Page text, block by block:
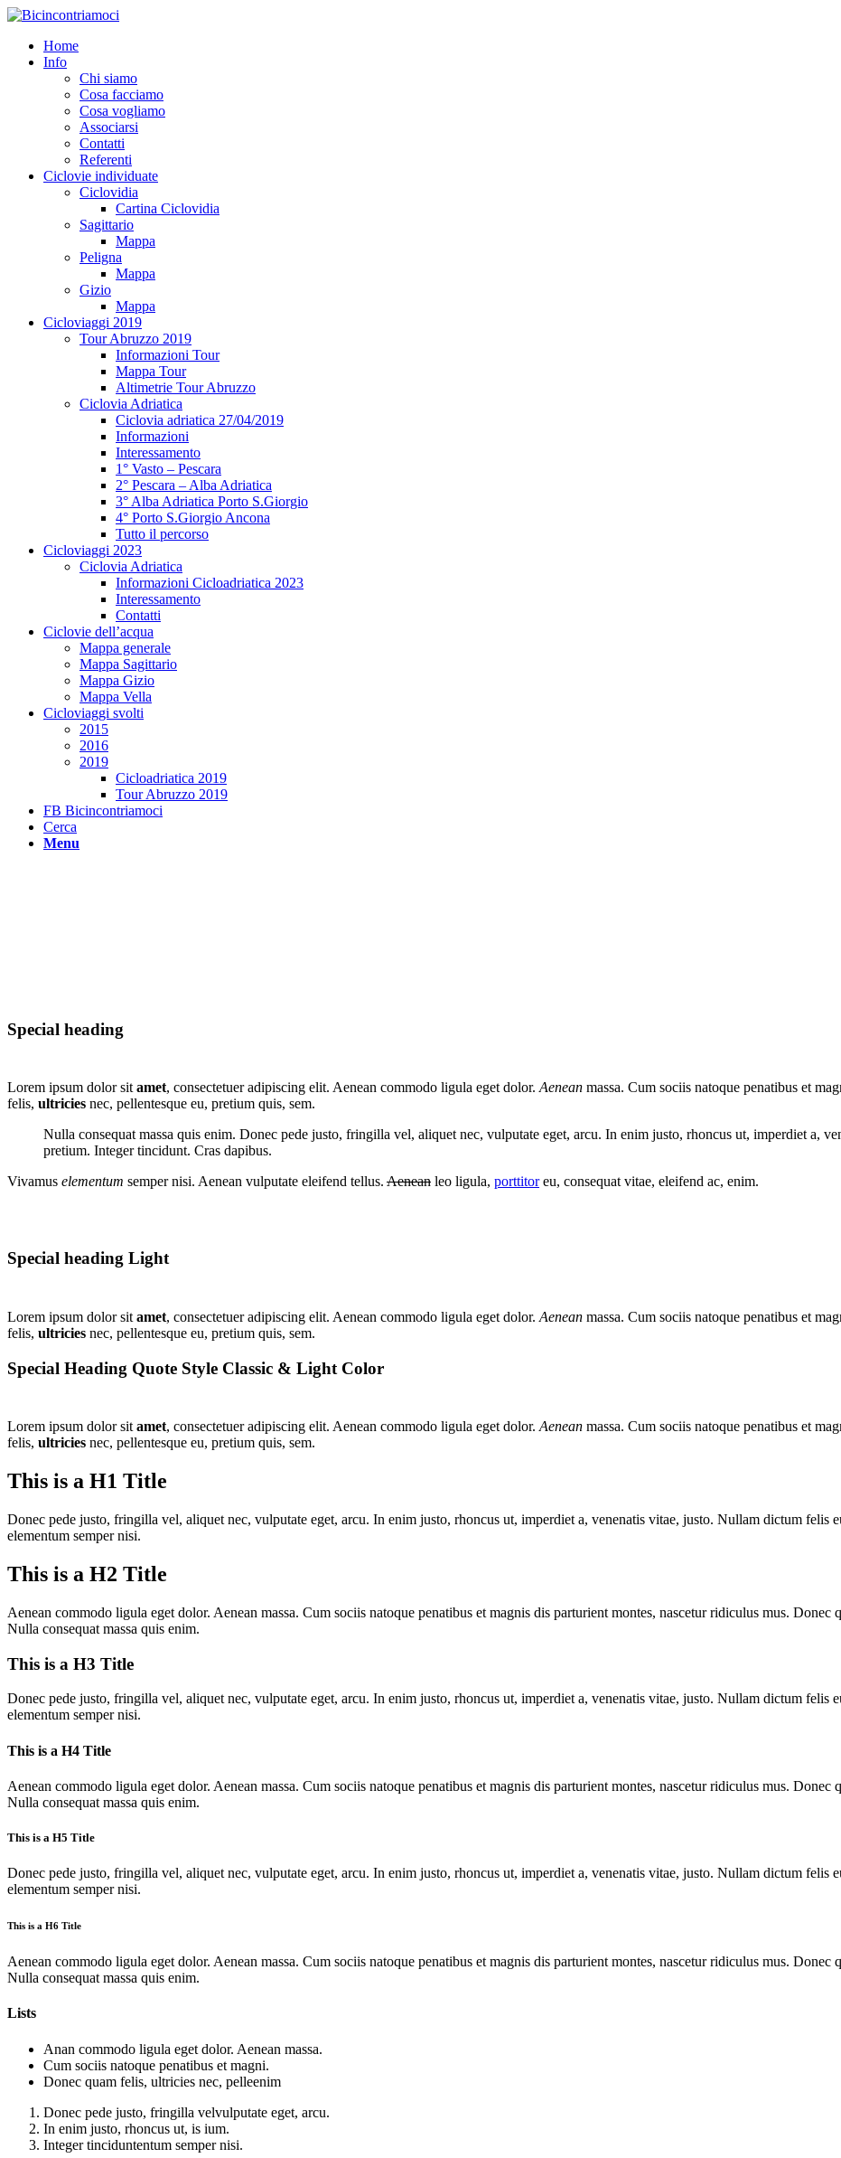
Home
Info
Chi siamo
Cosa facciamo
Cosa vogliamo
Associarsi
Contatti
Referenti
Ciclovie individuate
Ciclovidia
Cartina Ciclovidia
Sagittario
Mappa
Peligna
Mappa
Gizio
Mappa
Cicloviaggi 2019
Tour Abruzzo 2019
Informazioni Tour
Mappa Tour
Altimetrie Tour Abruzzo
Ciclovia Adriatica
Ciclovia adriatica 27/04/2019
Informazioni
Interessamento
1° Vasto – Pescara
2° Pescara – Alba Adriatica
3° Alba Adriatica Porto S.Giorgio
4° Porto S.Giorgio Ancona
Tutto il percorso
Cicloviaggi 2023
Ciclovia Adriatica
Informazioni Cicloadriatica 2023
Interessamento
Contatti
Ciclovie dell’acqua
Mappa generale
Mappa Sagittario
Mappa Gizio
Mappa Vella
Cicloviaggi svolti
2015
2016
2019
Cicloadriatica 2019
Tour Abruzzo 2019
FB Bicincontriamoci
Cerca
Menu
Special heading
Lorem ipsum dolor sitamet, consectetuer adipiscing elit. Aenean commodo ligula eget dolor.Aenean massa. Cum sociis natoque penatibus et
felis, ultricies nec, pellentesque eu, pretium quis, sem.
Nulla consequat massa quis enim. Donec pede justo, fringilla vel, aliquet nec, vulputate eget, arcu. In enim justo, rhoncus ut, imperdiet a,
pretium. Integer tincidunt. Cras dapibus.
Vivamus elementum semper nisi. Aenean vulputate eleifend tellus. Aenean leo ligula, porttitoreu, consequat vitae, eleifend ac, enim.
Special heading Light
Lorem ipsum dolor sit amet, consectetuer adipiscing elit. Aenean commodo ligula eget dolor. Aenean massa. Cum sociis natoque penatibus et
felis, ultricies nec, pellentesque eu, pretium quis, sem.
Special Heading Quote Style Classic & Light Color
Lorem ipsum dolor sit amet, consectetuer adipiscing elit. Aenean commodo ligula eget dolor. Aenean massa. Cum sociis natoque penatibus et
felis, ultricies nec, pellentesque eu, pretium quis, sem.
This is a H1 Title
Donec pede justo, fringilla vel, aliquet nec, vulputate eget, arcu. In enim justo, rhoncus ut, imperdiet a, venenatis vitae, justo. Nullam dictum felis
elementum semper nisi.
This is a H2 Title
Aenean commodo ligula eget dolor. Aenean massa. Cum sociis natoque penatibus et magnis dis parturient montes, nascetur ridiculus mus.
Nulla consequat massa quis enim.
This is a H3 Title
Donec pede justo, fringilla vel, aliquet nec, vulputate eget, arcu. In enim justo, rhoncus ut, imperdiet a, venenatis vitae, justo. Nullam dictum felis
elementum semper nisi.
This is a H4 Title
Aenean commodo ligula eget dolor. Aenean massa. Cum sociis natoque penatibus et magnis dis parturient montes, nascetur ridiculus mus.
Nulla consequat massa quis enim.
This is a H5 Title
Donec pede justo, fringilla vel, aliquet nec, vulputate eget, arcu. In enim justo, rhoncus ut, imperdiet a, venenatis vitae, justo. Nullam dictum felis
elementum semper nisi.
This is a H6 Title
Aenean commodo ligula eget dolor. Aenean massa. Cum sociis natoque penatibus et magnis dis parturient montes, nascetur ridiculus mus.
Nulla consequat massa quis enim.
Lists
Anan commodo ligula eget dolor. Aenean massa.
Cum sociis natoque penatibus et magni.
Donec quam felis, ultricies nec, pelleenim
Donec pede justo, fringilla velvulputate eget, arcu.
In enim justo, rhoncus ut, is ium.
Integer tinciduntentum semper nisi.